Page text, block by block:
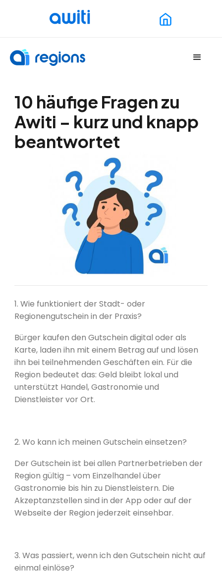
10 häufige Fragen zu
Awiti – kurz und knapp
beantwortet
1. Wie funktioniert der Stadt- oder
Regionengutschein in der Praxis?
Bürger kaufen den Gutschein digital oder als
Karte, laden ihn mit einem Betrag auf und lösen
ihn bei teilnehmenden Geschäften ein. Für die
Region bedeutet das: Geld bleibt lokal und
unterstützt Handel, Gastronomie und
Dienstleister vor Ort.
2. Wo kann ich meinen Gutschein einsetzen?
Der Gutschein ist bei allen Partnerbetrieben der
Region gültig – vom Einzelhandel über
Gastronomie bis hin zu Dienstleistern. Die
Akzeptanzstellen sind in der App oder auf der
Webseite der Region jederzeit einsehbar.
3. Was passiert, wenn ich den Gutschein nicht auf
einmal einlöse?